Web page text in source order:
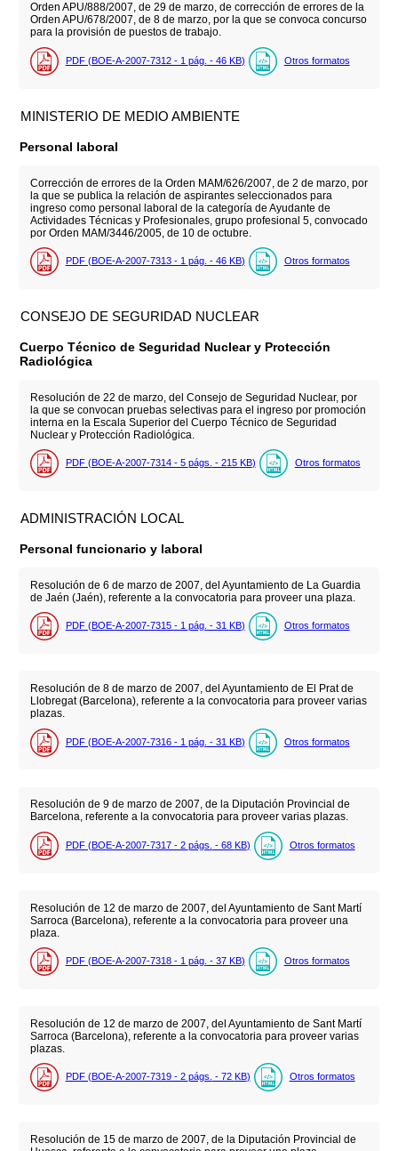
Orden APU/888/2007, de 29 de marzo, de corrección de errores de la
Orden APU/678/2007, de 8 de marzo, por la que se convoca concurso
para la provisión de puestos de trabajo.
PDF (BOE-A-2007-7312 - 1 pág. - 46 KB) Otros formatos
MINISTERIO DE MEDIO AMBIENTE
Personal laboral
Corrección de errores de la Orden MAM/626/2007, de 2 de marzo, por
la que se publica la relación de aspirantes seleccionados para
ingreso como personal laboral de la categoría de Ayudante de
Actividades Técnicas y Profesionales, grupo profesional 5, convocado
por Orden MAM/3446/2005, de 10 de octubre.
PDF (BOE-A-2007-7313 - 1 pág. - 46 KB) Otros formatos
CONSEJO DE SEGURIDAD NUCLEAR
Cuerpo Técnico de Seguridad Nuclear y Protección
Radiológica
Resolución de 22 de marzo, del Consejo de Seguridad Nuclear, por
la que se convocan pruebas selectivas para el ingreso por promoción
interna en la Escala Superior del Cuerpo Técnico de Seguridad
Nuclear y Protección Radiológica.
PDF (BOE-A-2007-7314 - 5 págs. - 215 KB) Otros formatos
ADMINISTRACIÓN LOCAL
Personal funcionario y laboral
Resolución de 6 de marzo de 2007, del Ayuntamiento de La Guardia
de Jaén (Jaén), referente a la convocatoria para proveer una plaza.
PDF (BOE-A-2007-7315 - 1 pág. - 31 KB) Otros formatos
Resolución de 8 de marzo de 2007, del Ayuntamiento de El Prat de
Llobregat (Barcelona), referente a la convocatoria para proveer varias
plazas.
PDF (BOE-A-2007-7316 - 1 pág. - 31 KB) Otros formatos
Resolución de 9 de marzo de 2007, de la Diputación Provincial de
Barcelona, referente a la convocatoria para proveer varias plazas.
PDF (BOE-A-2007-7317 - 2 págs. - 68 KB) Otros formatos
Resolución de 12 de marzo de 2007, del Ayuntamiento de Sant Martí
Sarroca (Barcelona), referente a la convocatoria para proveer una
plaza.
PDF (BOE-A-2007-7318 - 1 pág. - 37 KB) Otros formatos
Resolución de 12 de marzo de 2007, del Ayuntamiento de Sant Martí
Sarroca (Barcelona), referente a la convocatoria para proveer varias
plazas.
PDF (BOE-A-2007-7319 - 2 págs. - 72 KB) Otros formatos
Resolución de 15 de marzo de 2007, de la Diputación Provincial de